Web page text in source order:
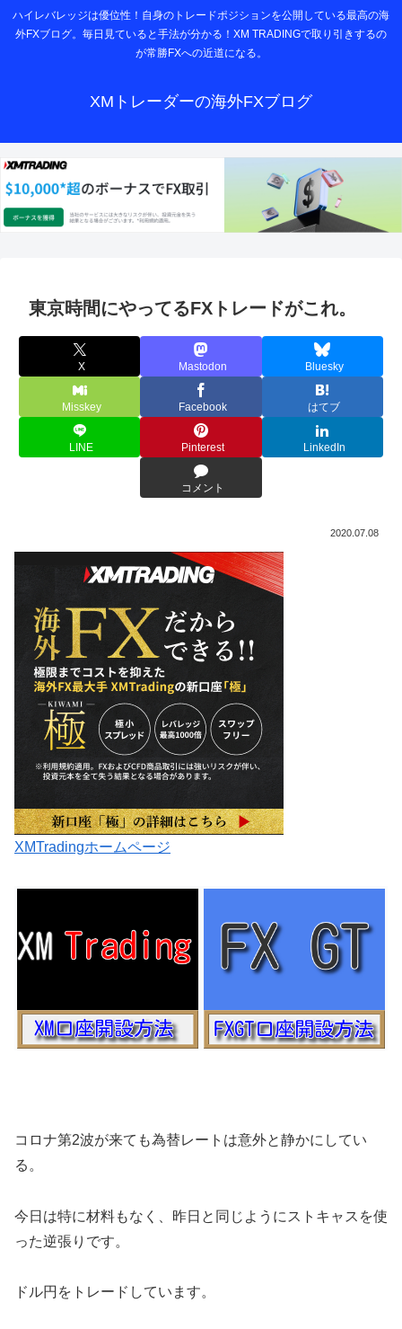
ハイレバレッジは優位性！自身のトレードポジションを公開している最高の海
外FXブログ。毎日見ていると手法が分かる！XM TRADINGで取り引きするの
が常勝FXへの近道になる。
XMトレーダーの海外FXブログ
東京時間にやってるFXトレードがこれ。
X Mastodon Bluesky
Misskey Facebook はてブ
LINE Pinterest LinkedIn
コメント
2020.07.08
XMTradingホームページ
コロナ第2波が来ても為替レートは意外と静かにしてい
る。
今日は特に材料もなく、昨日と同じようにストキャスを使
った逆張りです。
ドル円をトレードしています。